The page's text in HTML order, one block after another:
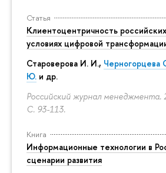
Статья
Клиентоцентричность
условиях цифровой
Староверова И. И., Черногорцева
Ю. и др.
Российский журнал менеджмента.
С. 93-113.
Книга
Информационные технологии в
сценарии развития